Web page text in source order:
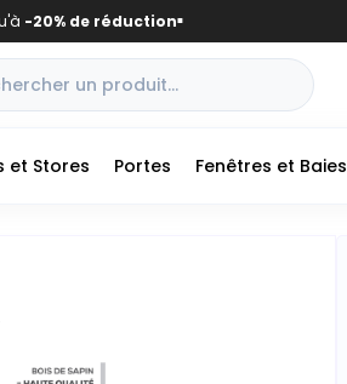
-20% de réduction■
et Stores Portes Fenêtres et Baies